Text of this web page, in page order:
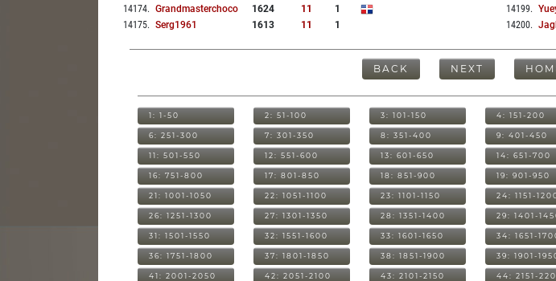
14174. Grandmasterchoco 1624 11
1
14175. Serg1961 1613 11 1
14199.
14200.
BACK NEXT
1: 1-50 2: 51-100 3: 101-150 4: 151-200
6: 251-300 7: 301-350 8: 351-400 9: 401-450
11: 501-550 12: 551-600 13: 601-650 14: 651-700
16: 751-800 17: 801-850 18: 851-900 19: 901-950
21: 1001-1050 22: 1051-1100 23: 1101-1150 24: 1151-
26: 1251-1300 27: 1301-1350 28: 1351-1400 29: 1401-
31: 1501-1550 32: 1551-1600 33: 1601-1650 34: 1651-
36: 1751-1800 37: 1801-1850 38: 1851-1900 39: 1901-
41: 2001-2050 42: 2051-2100 43: 2101-2150 44: 2151-